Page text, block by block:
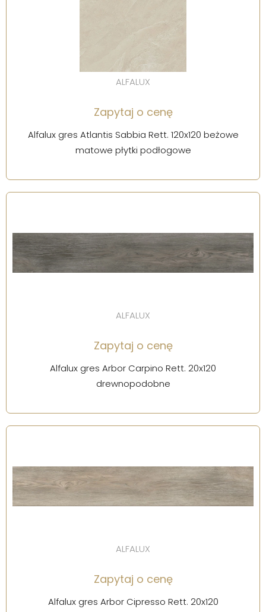
ALFALUX
Zapytaj o cenę
Alfalux gres Atlantis Sabbia Rett. 120x120 beżowe
matowe płytki podłogowe
ALFALUX
Zapytaj o cenę
Alfalux gres Arbor Carpino Rett. 20x120
drewnopodobne
ALFALUX
Zapytaj o cenę
Alfalux gres Arbor Cipresso Rett. 20x120